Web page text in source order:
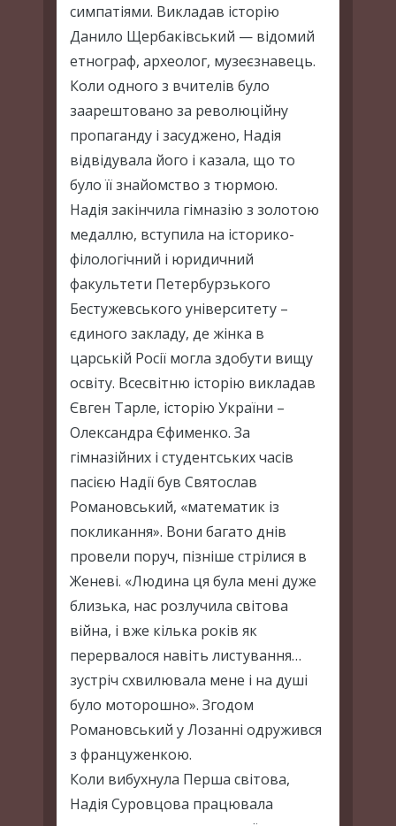
симпатіями. Викладав історію
Данило Щербаківський — відомий
етнограф, археолог, музеєзнавець.
Коли одного з вчителів було
заарештовано за революційну
пропаганду і засуджено, Надія
відвідувала його і казала, що то
було її знайомство з тюрмою.
Надія закінчила гімназію з золотою
медаллю, вступила на історико-
філологічний і юридичний
факультети Петербурзького
Бестужевського університету –
єдиного закладу, де жінка в
царській Росії могла здобути вищу
освіту. Всесвітню історію викладав
Євген Тарле, історію України –
Олександра Єфименко. За
гімназійних і студентських часів
пасією Надії був Святослав
Романовський, «математик із
покликання». Вони багато днів
провели поруч, пізніше стрілися в
Женеві. «Людина ця була мені дуже
близька, нас розлучила світова
війна, і вже кілька років як
перервалося навіть листування…
зустріч схвилювала мене і на душі
було моторошно». Згодом
Романовський у Лозанні одружився
з француженкою.
Коли вибухнула Перша світова,
Надія Суровцова працювала